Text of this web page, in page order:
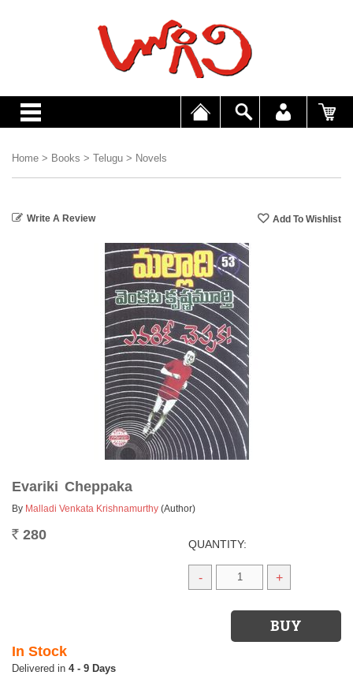
Home > Books > Telugu > Novels
Write A Review
Evariki Cheppaka
By Malladi Venkata Krishnamurthy (Author)
Rs. 280
QUANTITY:
- +
In Stock
4 - 9 Days